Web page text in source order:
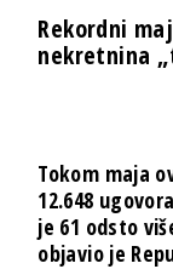
Rekordni
nekretnina
Tokom maja
12.648
je 61 odsto
objavio je